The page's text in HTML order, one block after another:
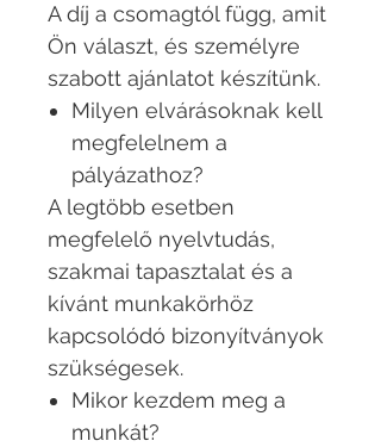
A díj a csomagtól függ, amit
Ön választ, és személyre
szabott ajánlatot készítünk.
Milyen elvárásoknak kell
megfelelnem a
pályázathoz?
A legtöbb esetben
megfelelő nyelvtudás,
szakmai tapasztalat és a
kívánt munkakörhöz
kapcsolódó bizonyítványok
szükségesek.
Mikor kezdem meg a
munkát?